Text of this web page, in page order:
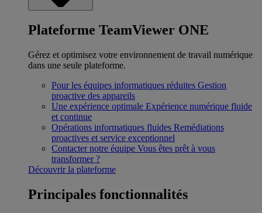
Plateforme TeamViewer ONE
Gérez et optimisez votre environnement de travail numérique
dans une seule plateforme.
Pour les équipes informatiques réduites Gestion
proactive des appareils
Une expérience optimale Expérience numérique fluide
et continue
Opérations informatiques fluides Remédiations
proactives et service exceptionnel
Contacter notre équipe Vous êtes prêt à vous
transformer ?
Découvrir la plateforme
Principales fonctionnalités